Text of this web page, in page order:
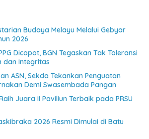
Budaya Melayu Melalui Gebyar
2026
Dicopot, BGN Tegaskan Tak Toleransi
dan Integritas
ASN, Sekda Tekankan Penguatan
Demi Swasembada Pangan
Juara II Paviliun Terbaik pada PRSU
2026 Resmi Dimulai di Batu